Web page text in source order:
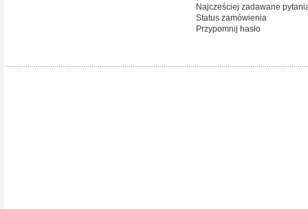
Najcześciej zadawane
Status zamówienia
Przypomnij hasło